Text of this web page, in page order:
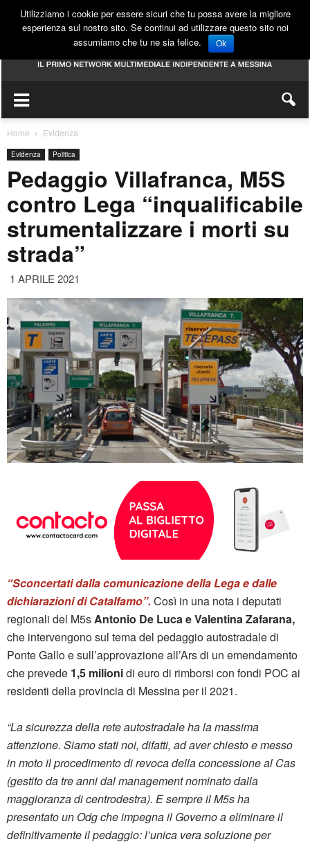
Home Evidenza
Evidenza Politica
Pedaggio Villafranca, M5S
contro Lega “inqualificabile
strumentalizzare i morti su
strada”
1 APRILE 2021
“Sconcertati dalla comunicazione della Lega e dalle
dichiarazioni di Catalfamo”. Così in una nota i deputati
regionali del M5sAntonio De Luca e Valentina Zafarana,
che intervengono sul tema del pedaggio autostradale di
Ponte Gallo e sull’approvazione all’Ars di un emendamento
che prevede 1,5 milionidi euro di rimborsi con fondi POC ai
residenti della provincia di Messina per il 2021.
“La sicurezza della rete autostradale ha la massima
attenzione. Siamo stati noi, difatti, ad aver chiesto e messo
in moto il procedimento di revoca della concessione al Cas
(gestito da tre anni dal management nominato dalla
maggioranza di centrodestra). E sempre il M5s ha
presentato un Odg che impegna il Governo a eliminare il
definitivamente il pedaggio: l’unica vera soluzione per
Utilizziamo i cookie per essere sicuri che tu possa avere la migliore
esperienza sul nostro sito. Se continui ad utilizzare questo sito noi
assumiamo che tu ne sia felice.
Ok